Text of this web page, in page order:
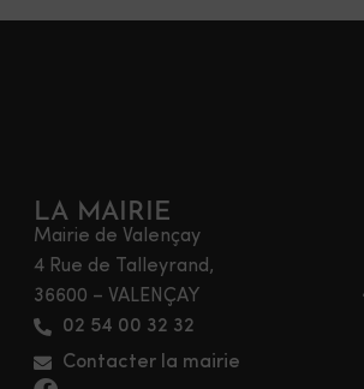
LA MAIRIE
Mairie de Valençay
4 Rue de Talleyrand,
36600 – VALENÇAY
02 54 00 32 32
Contacter la mairie